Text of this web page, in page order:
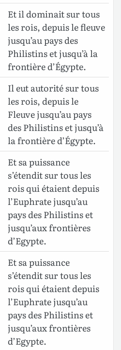
Et il dominait sur tous
les rois, depuis le fleuve
jusqu’au pays des
Philistins et jusqu’à la
frontière d’Égypte.
Il eut autorité sur tous
les rois, depuis le
Fleuve jusqu’au pays
des Philistins et jusqu’à
la frontière d’Égypte.
Et sa puissance
s’étendit sur tous les
rois qui étaient depuis
l’Euphrate jusqu’au
pays des Philistins et
jusqu’aux frontières
d’Egypte.
Et sa puissance
s’étendit sur tous les
rois qui étaient depuis
l’Euphrate jusqu’au
pays des Philistins et
jusqu’aux frontières
d’Egypte.